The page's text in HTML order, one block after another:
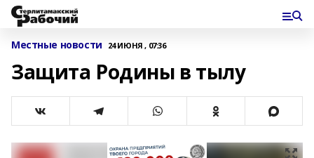
Местные новости 24 ИЮНЯ , 07:36
Защита Родины в тылу